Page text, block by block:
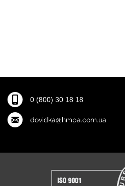
0 (800) 30 18 18
dovidka@hmpa.com.ua